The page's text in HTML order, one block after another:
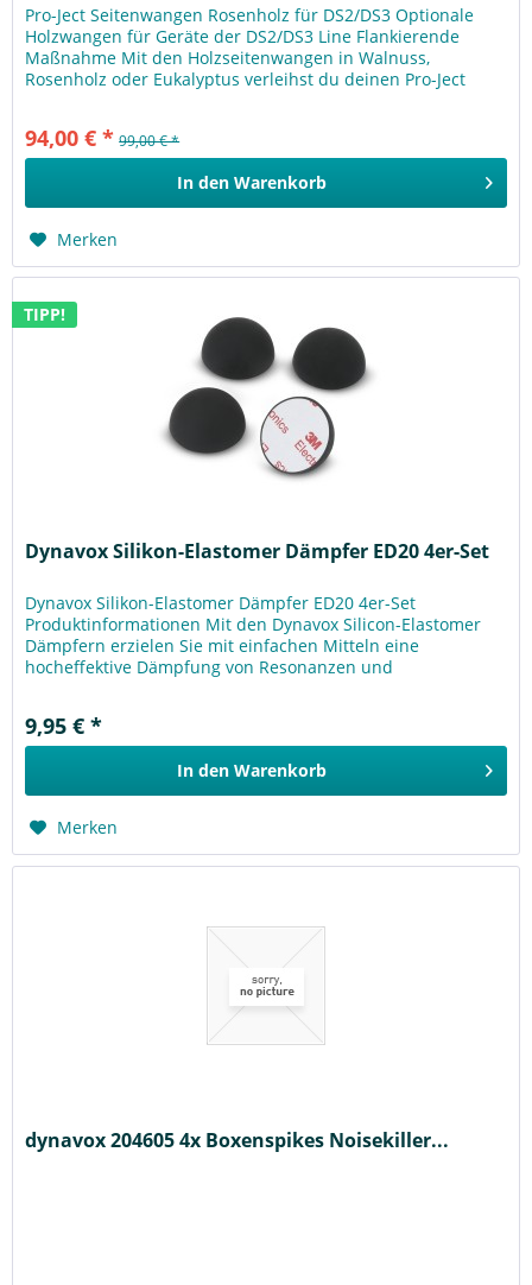
Pro-Ject Seitenwangen Rosenholz für DS2/DS3 Optionale
Holzwangen für Geräte der DS2/DS3 Line Flankierende
Maßnahme Mit den Holzseitenwangen in Walnuss,
Rosenholz oder Eukalyptus verleihst du deinen Pro-Ject
94,00 € * 99,00 € *
In den Warenkorb
Merken
TIPP!
Dynavox Silikon-Elastomer Dämpfer ED20 4er-Set
Dynavox Silikon-Elastomer Dämpfer ED20 4er-Set
Produktinformationen Mit den Dynavox Silicon-Elastomer
Dämpfern erzielen Sie mit einfachen Mitteln eine
hocheffektive Dämpfung von Resonanzen und
9,95 € *
In den Warenkorb
Merken
dynavox 204605 4x Boxenspikes Noisekiller...